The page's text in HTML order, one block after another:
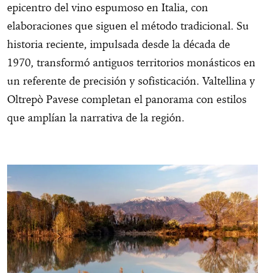
epicentro del vino espumoso en Italia, con
elaboraciones que siguen el método tradicional. Su
historia reciente, impulsada desde la década de
1970, transformó antiguos territorios monásticos en
un referente de precisión y sofisticación. Valtellina y
Oltrepò Pavese completan el panorama con estilos
que amplían la narrativa de la región.